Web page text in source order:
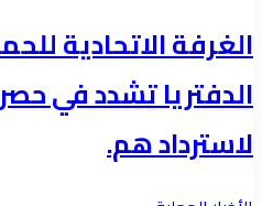
الغرفة الاتحادية
الدفتريا تشدد في
لاسترداد هم.